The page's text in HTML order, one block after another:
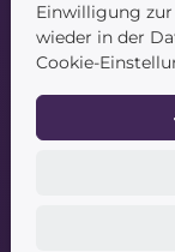
Service
Newsletter
Datenschutz
Einwilligung
wieder in der
Cookie-